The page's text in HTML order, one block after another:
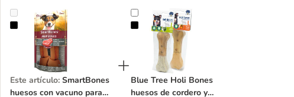
SmartBones huesos con vacuno para perros medianos
Este artículo: SmartBones
huesos con vacuno para
Blue Tree Holi Bones huesos de cordero y
Blue Tree Holi Bones
huesos de cordero y